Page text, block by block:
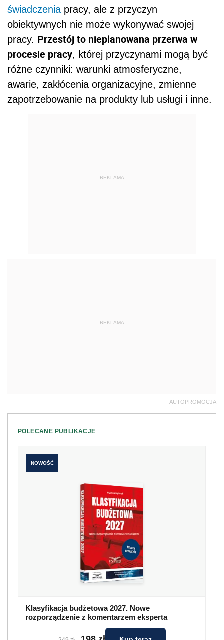
świadczenia pracy, ale z przyczyn
obiektywnych nie może wykonywać swojej
pracy. Przestój to nieplanowana przerwa w
procesie pracy, której przyczynami mogą być
różne czynniki: warunki atmosferyczne,
awarie, zakłócenia organizacyjne, zmienne
zapotrzebowanie na produkty lub usługi i inne.
REKLAMA
REKLAMA
AUTOPROMOCJA
POLECANE PUBLIKACJE
NOWOŚĆ
Klasyfikacja budżetowa 2027. Nowe
rozporządzenie z komentarzem eksperta